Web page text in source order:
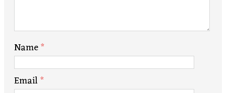
Name*
Email*